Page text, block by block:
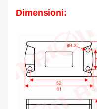
Dimensioni: